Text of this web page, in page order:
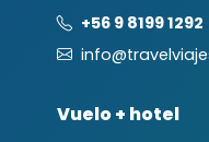
+56 9 8199 1292
Vuelo + hotel